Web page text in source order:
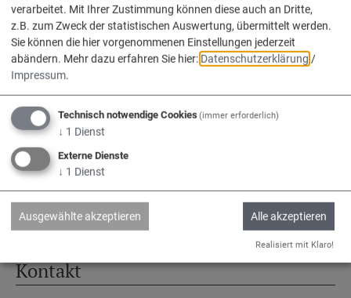
Service
Kontakt & Öffnungszeiten
Impressum
Datenschutz
Barrierefreiheit
www.vg-nassenfels.de
Bürgerservice-Portal
Kontakt
verarbeitet. Mit Ihrer Zustimmung können diese auch an Dritte,
z.B. zum Zweck der statistischen Auswertung, übermittelt werden.
Sie können die hier vorgenommenen Einstellungen jederzeit
abändern. Mehr dazu erfahren Sie hier:Datenschutzerklärung /
Impressum.
Technisch notwendige Cookies(immer erforderlich)
↓ 1 Dienst
Externe Dienste
↓ 1 Dienst
Ausgewählte akzeptieren Alle akzeptieren
Realisiert mit Klaro!